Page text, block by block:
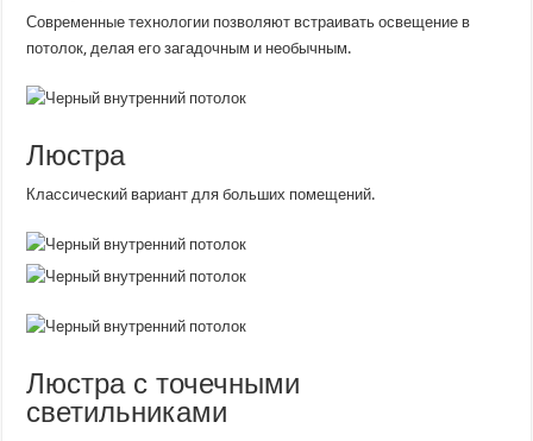
Современные технологии позволяют встраивать освещение в
потолок, делая его загадочным и необычным.
Люстра
Классический вариант для больших помещений.
Люстра с точечными
светильниками